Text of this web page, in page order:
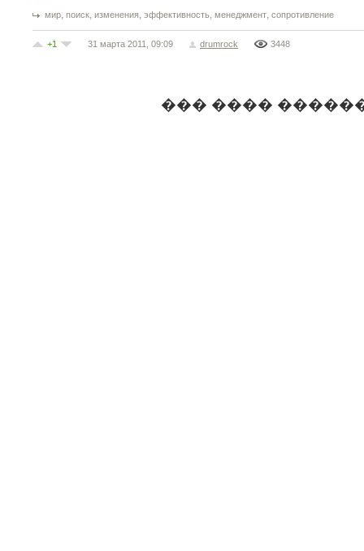
мир, поиск, изменения, эффективность, менеджмент, сопротивление
+1 31 марта 2011, 09:09 drumrock 3448
��� ����